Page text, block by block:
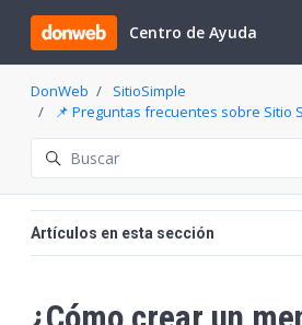
Saltar al contenido principal
Centro de Ayuda
DonWeb
SitioSimple
📌 Preguntas frecuentes sobre Sitio
Búsqueda
Artículos en esta sección